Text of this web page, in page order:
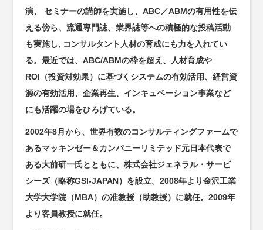
演、 セミナーの講師を実施し、ABC／ABMの有用性を伝
える傍ら、流通専門誌、業界誌等への積極的な投稿活動
も実施し, コンサルタント人材の育成にも力を入れてい
る。最近では、ABC/ABMの枠を超え、人材育成や
ROI（投資対効果）に基づくシステムの有効活用、経営資
源の有効活用、企業再生、インキュベーション事業など
にも活躍の場をひろげている。
2002年8月から、世界有数のコンサルティングファームで
あるマッキンゼー＆カンパニーリミテッド元日本代表で
ある大前研一氏とともに、株式会社ジェネラル・サービ
シーズ（略称GSI-JAPAN）を設立。2008年より金沢工業
大学大学院（MBA）の准教授（助教授）に就任。2009年
より客員教授に就任。